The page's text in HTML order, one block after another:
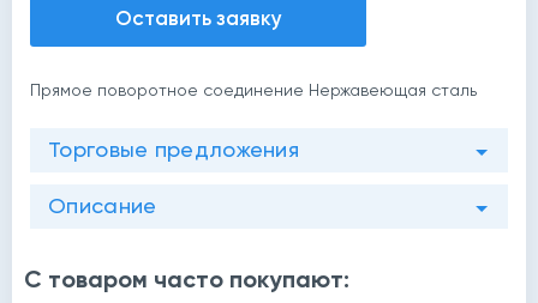
Оставить заявку
Прямое поворотное соединение Нержавеющая сталь
Торговые предложения
Описание
С товаром часто покупают: